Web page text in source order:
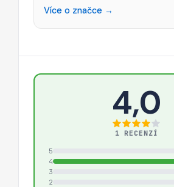
Více o značce →
4,0
1 RECENZÍ
5
4
3
2